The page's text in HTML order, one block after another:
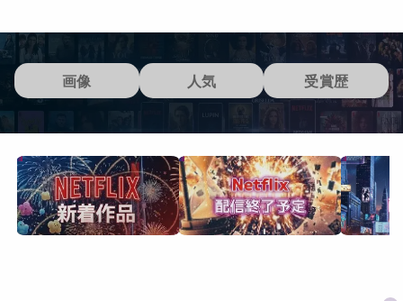
画像 人気 受賞歴